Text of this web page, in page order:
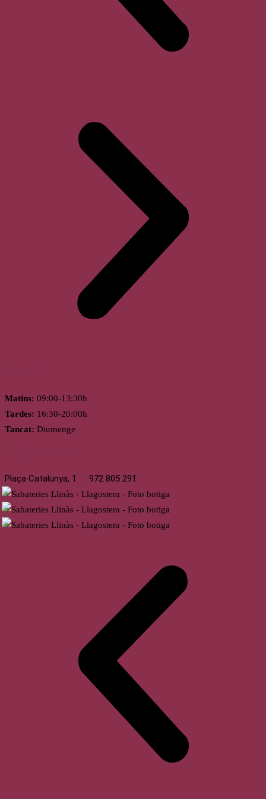
Matins: 09:00-13:30h
Tardes: 16:30-20:00h
Tancat: Diumenge
Plaça Catalunya, 1 972 805 291